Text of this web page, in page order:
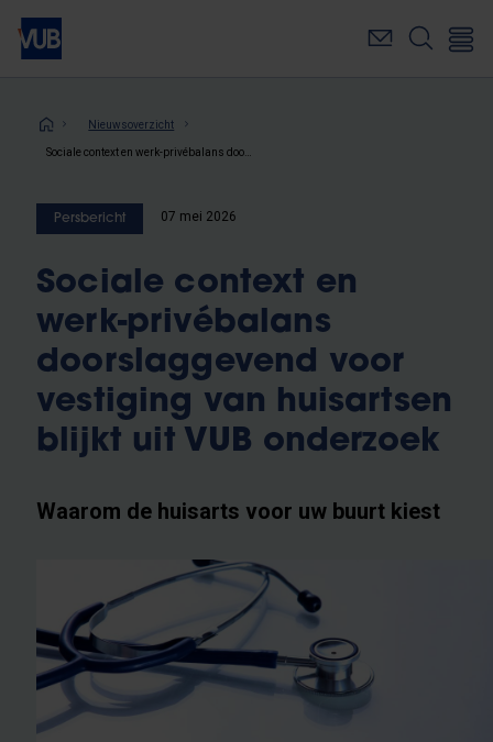
Overslaan
naar
inhoudKruimelpad
Nieuwsoverzicht
Persbericht 07 mei 2026
Sociale context en
werk-privébalans
doorslaggevend voor
vestiging van huisartsen
blijkt uit VUB onderzoek
Waarom de huisarts voor uw buurt kiest